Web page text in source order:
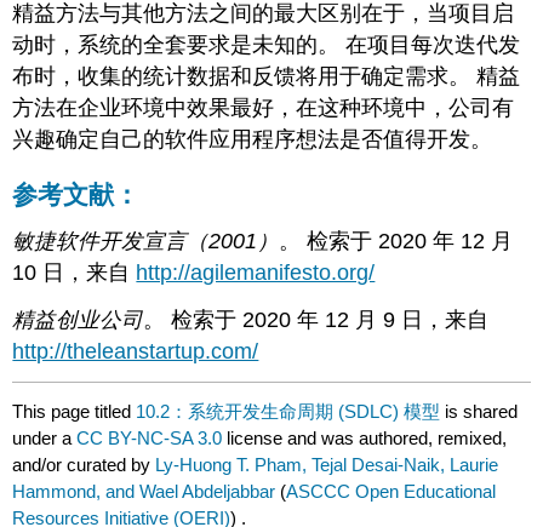
精益方法与其他方法之间的最大区别在于，当项目启
动时，系统的全套要求是未知的。 在项目每次迭代发
布时，收集的统计数据和反馈将用于确定需求。 精益
方法在企业环境中效果最好，在这种环境中，公司有
兴趣确定自己的软件应用程序想法是否值得开发。
参考文献：
敏捷软件开发宣言（2001） 。 检索于 2020 年 12 月
10 日，来自 http://agilemanifesto.org/
精益创业公司。 检索于 2020 年 12 月 9 日，来自
http://theleanstartup.com/
This page titled 10.2：系统开发生命周期 (SDLC) 模型 is shared
under aCC BY-NC-SA 3.0 license and was authored, remixed,
and/or curated by Ly-Huong T. Pham, Tejal Desai-Naik, Laurie
Hammond, and Wael Abdeljabbar (ASCCC Open Educational
Resources Initiative (OERI)) .